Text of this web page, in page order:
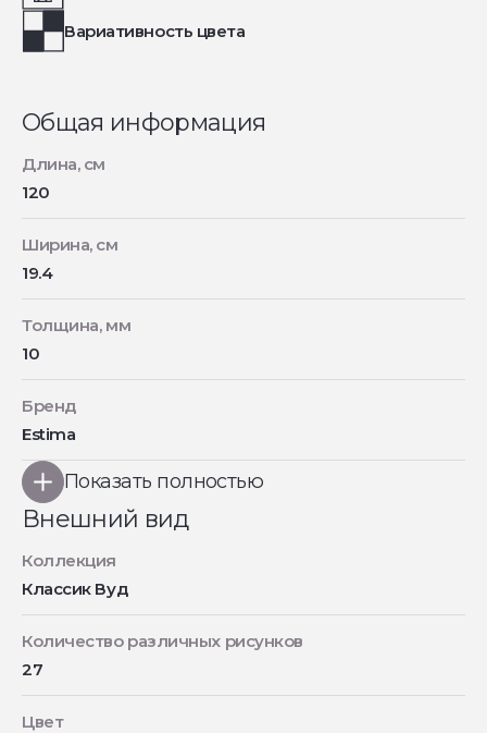
Вариативность цвета
Общая информация
Длина, см
120
Ширина, см
19.4
Толщина, мм
10
Бренд
Estima
Показать полностью
Внешний вид
Коллекция
Классик Вуд
Количество различных рисунков
27
Цвет